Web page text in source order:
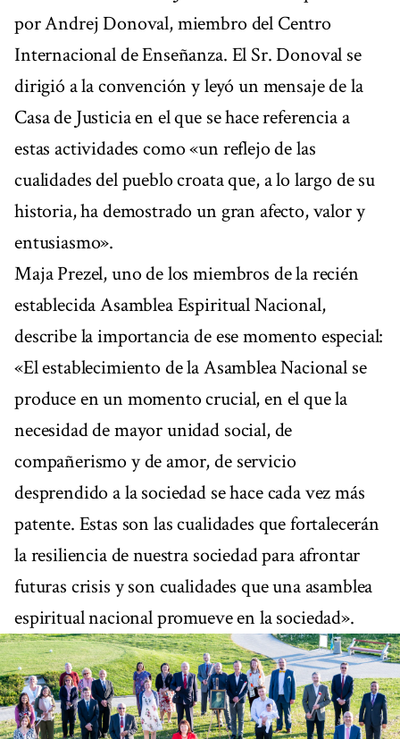
por Andrej Donoval, miembro del Centro
Internacional de Enseñanza. El Sr. Donoval se
dirigió a la convención y leyó un mensaje de la
Casa de Justicia en el que se hace referencia a
estas actividades como «un reflejo de las
cualidades del pueblo croata que, a lo largo de su
historia, ha demostrado un gran afecto, valor y
entusiasmo».
Maja Prezel, uno de los miembros de la recién
establecida Asamblea Espiritual Nacional,
describe la importancia de ese momento especial:
«El establecimiento de la Asamblea Nacional se
produce en un momento crucial, en el que la
necesidad de mayor unidad social, de
compañerismo y de amor, de servicio
desprendido a la sociedad se hace cada vez más
patente. Estas son las cualidades que fortalecerán
la resiliencia de nuestra sociedad para afrontar
futuras crisis y son cualidades que una asamblea
espiritual nacional promueve en la sociedad».